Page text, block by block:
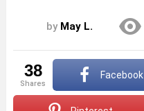
by May L.
38
shares
Facebook